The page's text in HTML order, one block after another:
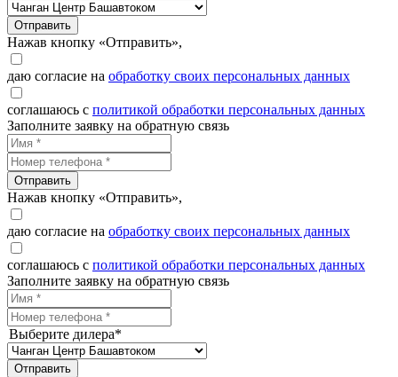
Отправить
Нажав кнопку «Отправить»,
даю согласие на обработку своих персональных данных
соглашаюсь с политикой обработки персональных данных
Заполните заявку на обратную связь
Отправить
Нажав кнопку «Отправить»,
даю согласие на обработку своих персональных данных
соглашаюсь с политикой обработки персональных данных
Заполните заявку на обратную связь
Выберите дилера*
Отправить